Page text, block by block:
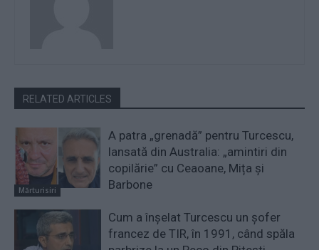
RELATED ARTICLES
Mărturisiri
A patra „grenadă” pentru Turcescu,
lansată din Australia: „amintiri din
copilărie” cu Ceaoane, Mița și
Barbone
Cum a înșelat Turcescu un șofer
francez de TIR, în 1991, când spăla